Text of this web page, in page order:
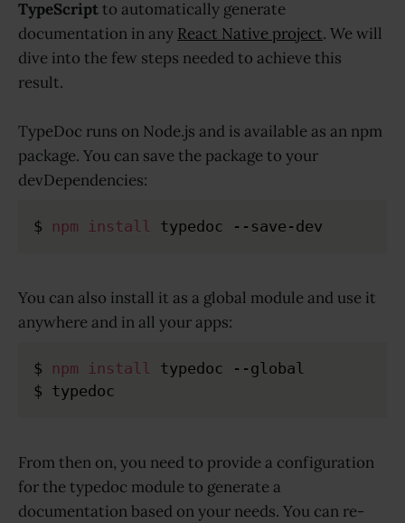
TypeScript to automatically generate
documentation in any React Native project. We will
dive into the few steps needed to achieve this
result.
TypeDoc runs on Node.js and is available as an npm
package. You can save the package to your
devDependencies:
$ npm install
You can also install it as a global module and use it
anywhere and in all your apps:
$ npm install typedoc --global
From then on, you need to provide a configuration
for the typedoc module to generate a
documentation based on your needs. You can re-